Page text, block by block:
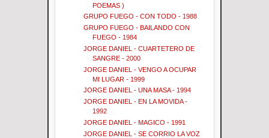
POEMAS )
GRUPO FUEGO - CON TODO - 1988
GRUPO FUEGO - BAILANDO CON
FUEGO - 1984
JORGE DANIEL - CUARTETERO DE
SANGRE - 2000
JORGE DANIEL - VENGO A OCUPAR
MI LUGAR - 1999
JORGE DANIEL - UNA MASA - 1994
JORGE DANIEL - EN LA MOVIDA -
1992
JORGE DANIEL - MAGICO - 1991
JORGE DANIEL - SE CORRIO LA VOZ